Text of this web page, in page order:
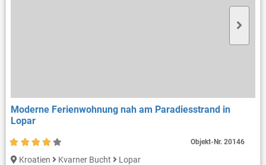
Moderne Ferienwohnung nah am Paradiesstrand in
Lopar
Kroatien Kvarner Bucht
Lopar
Objekt-Nr.20146